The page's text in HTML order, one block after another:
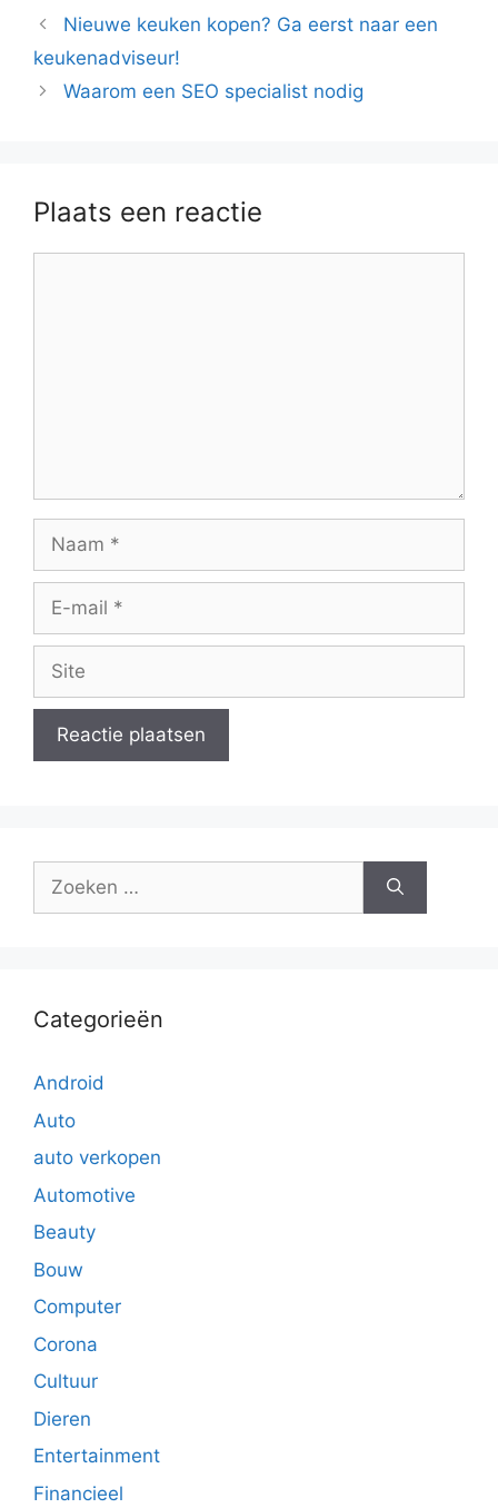
Nieuwe keuken kopen? Ga eerst naar een
keukenadviseur!
Waarom een SEO specialist nodig
Plaats een reactie
Naam
Site
Zoek
Categorieën
Android
Auto
auto verkopen
Automotive
Beauty
Bouw
Computer
Corona
Cultuur
Dieren
Entertainment
Financieel